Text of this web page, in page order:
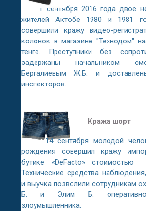
1 сентября 2016 года двое
жителей Актобе 1980 и 1981
совершили кражу видео-
колонок в магазине "Технодом"
тенге. Преступники без
задержаны начальником
Бергалиевым Ж.Б. и
инспекторов.
14 сентября молодой
рождения совершил кражу
бутике «DeFacto»
Технические средства
и выучка позволили сотрудникам
Б. и Элим Б. оперативно
злоумышленника.
Кража шорт